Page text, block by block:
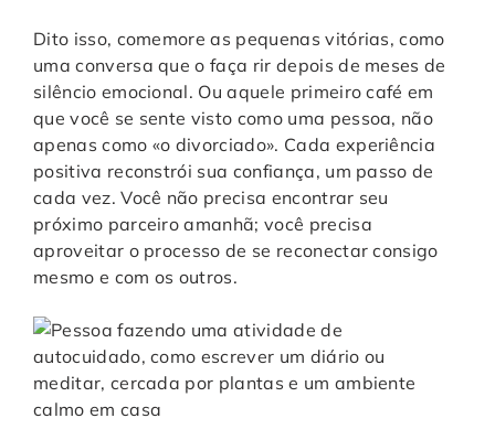
Dito isso, comemore as pequenas vitórias, como
uma conversa que o faça rir depois de meses de
silêncio emocional. Ou aquele primeiro café em
que você se sente visto como uma pessoa, não
apenas como «o divorciado». Cada experiência
positiva reconstrói sua confiança, um passo de
cada vez. Você não precisa encontrar seu
próximo parceiro amanhã; você precisa
aproveitar o processo de se reconectar consigo
mesmo e com os outros.